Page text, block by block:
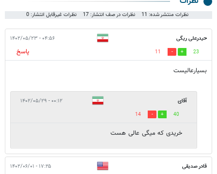
نظرات منتشر شده: 11 نظرات در صف انتشار: 17 نظرات غیرقابل انتشار: 0
حیدرعلی ریگی ۰۴:۵۶ - ۱۴۰۲/۰۵/۲۳
23
11
پاسخ
بسیارعالیست
آقای ۰۰:۱۲ - ۱۴۰۲/۰۵/۲۹
40
14
خریدی که میگی عالی هست
قادر صدیقی ۱۷:۲۵ - ۱۴۰۲/۰۶/۰۱